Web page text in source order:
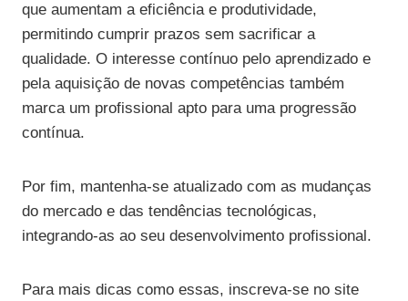
que aumentam a eficiência e produtividade,
permitindo cumprir prazos sem sacrificar a
qualidade. O interesse contínuo pelo aprendizado e
pela aquisição de novas competências também
marca um profissional apto para uma progressão
contínua.
Por fim, mantenha-se atualizado com as mudanças
do mercado e das tendências tecnológicas,
integrando-as ao seu desenvolvimento profissional.
Para mais dicas como essas, inscreva-se no site